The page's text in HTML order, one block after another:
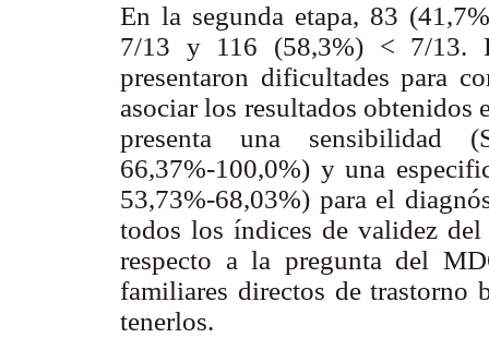
En la segunda etapa, 83
7/13 y 116 (58,3%) < 7/13.
presentaron dificultades para
asociar los resultados obtenidos
presenta una
66,37%-100,0%) y una
53,73%-68,03%) para el
todos los índices de validez
respecto a la pregunta del
familiares directos de
tenerlos.